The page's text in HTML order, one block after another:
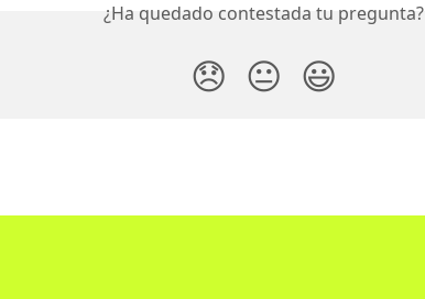
¿Ha quedado contestada tu pregunta?
😞 😐 😃